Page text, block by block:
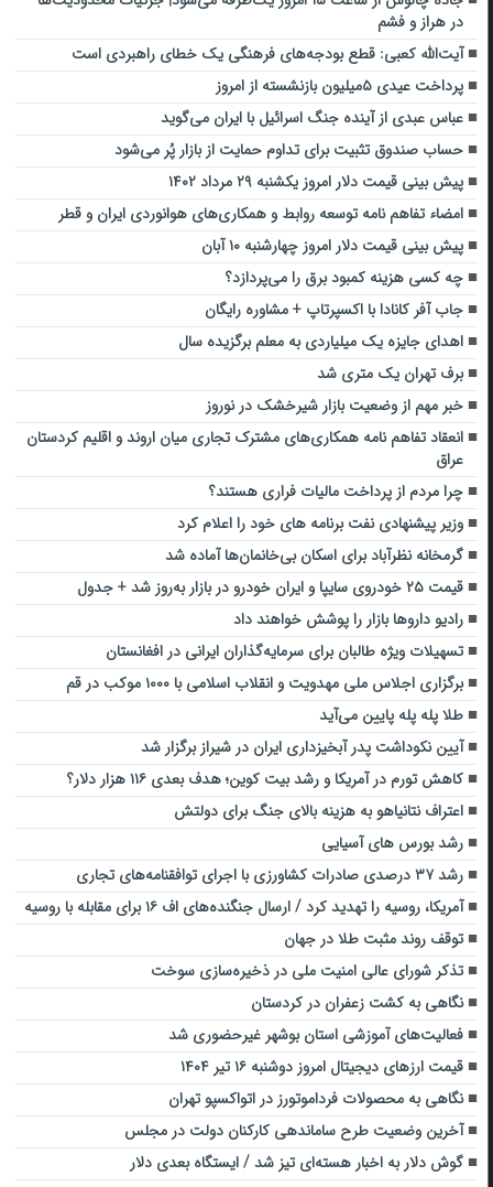
در هراز و فشم
آیت‌الله کعبی: قطع بودجه‌های فرهنگی یک خطای راهبردی است
پرداخت عیدی ۵میلیون بازنشسته از امروز
عباس عبدی از آینده جنگ اسرائیل با ایران می‌گوید
حساب صندوق تثبیت برای تداوم حمایت از بازار پُر می‌شود
پیش بینی قیمت دلار امروز یکشنبه ۲۹ مرداد ۱۴۰۲
امضاء تفاهم نامه توسعه روابط و همکاری‌های هوانوردی ایران و قطر
پیش بینی قیمت دلار امروز چهارشنبه ۱۰ آبان
چه کسی هزینه کمبود برق را می‌پردازد؟
جاب آفر کانادا با اکسپرتاپ + مشاوره رایگان
اهدای جایزه‌ یک میلیاردی به معلم برگزیده‌ سال
برف تهران یک متری شد
خبر مهم از وضعیت بازار شیرخشک در نوروز
انعقاد تفاهم نامه همکاری‌های مشترک تجاری میان اروند و اقلیم کردستان
عراق
چرا مردم از پرداخت مالیات فراری هستند؟
وزیر پیشنهادی نفت برنامه های خود را اعلام کرد
گرمخانه‌ نظرآباد برای اسکان بی‌خانمان‌ها آماده شد
قیمت ۲۵ خودروی سایپا و ایران خودرو در بازار به‌روز شد + جدول
رادیو داروها بازار را پوشش خواهند داد
تسهیلات ویژه طالبان برای سرمایه‌گذاران ایرانی در افغانستان
برگزاری اجلاس ملی مهدویت و انقلاب اسلامی با ۱۰۰۰ موکب در قم
طلا پله پله پایین می‌آید
آیین نکوداشت پدر آبخیزداری ایران در شیراز برگزار شد
کاهش تورم در آمریکا و رشد بیت ‌کوین؛ هدف بعدی ۱۱۶ هزار دلار؟
اعتراف نتانیاهو به هزینه بالای جنگ برای دولتش
رشد بورس های آسیایی
رشد ۳۷ درصدی صادرات کشاورزی با اجرای توافقنامه‌های تجاری
آمریکا، روسیه را تهدید کرد / ارسال جنگنده‌های اف ۱۶ برای مقابله با روسیه
توقف روند مثبت طلا در جهان
تذکر شورای عالی امنیت ملی در ذخیره‌سازی سوخت
نگاهی به کشت زعفران در کردستان
فعالیت‌های آموزشی استان بوشهر غیرحضوری شد
قیمت ارز‌های دیجیتال امروز دوشنبه ۱۶ تیر ۱۴۰۴
نگاهی به محصولات فرداموتورز در اتواکسپو تهران
آخرین وضعیت طرح ساماندهی کارکنان دولت در مجلس
گوش دلار به اخبار هسته‌ای تیز شد / ایستگاه بعدی دلار